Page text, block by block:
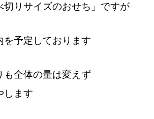
切りサイズのおせち」ですが
を予定しております
も全体の量は変えず
します